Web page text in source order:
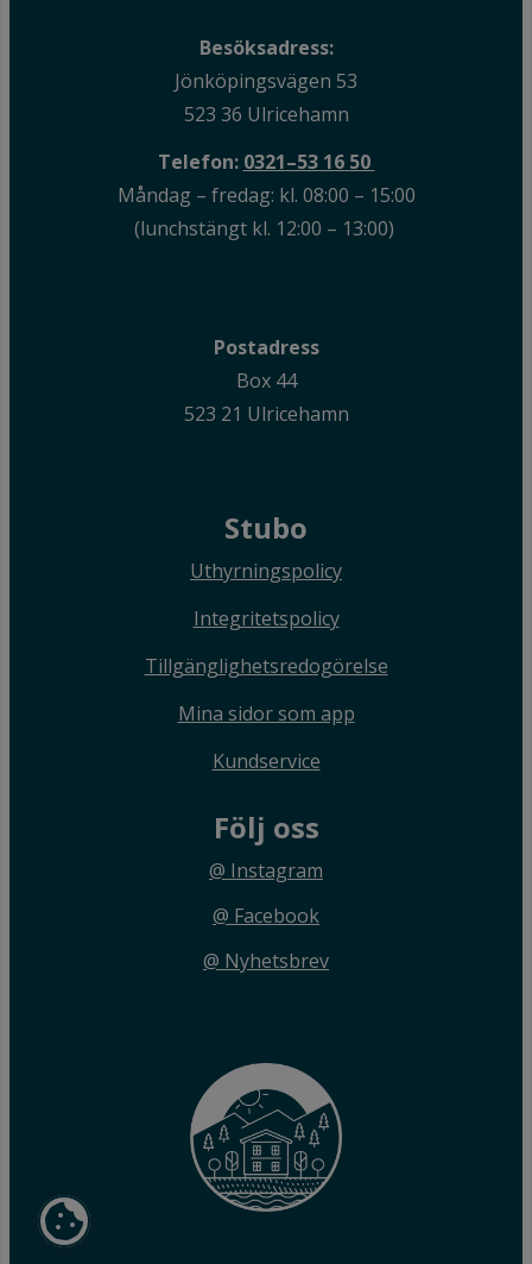
Besöksadress:
Jönköpingsvägen 53
523 36 Ulricehamn
Telefon: 0321–53 16 50
Måndag – fredag: kl. 08:00 – 15:00
(lunchstängt kl. 12:00 – 13:00)
Postadress
Box 44
523 21 Ulricehamn
Stubo
Uthyrningspolicy
Integritetspolicy
Tillgänglighetsredogörelse
Mina sidor som app
Kundservice
Följ oss
@ Instagram
@ Facebook
@ Nyhetsbrev